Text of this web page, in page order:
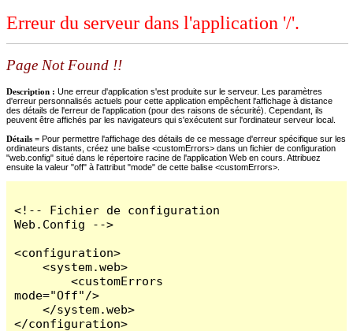
Erreur du serveur dans l'application '/'.
Page Not Found !!
Description : Une erreur d'application s'est produite sur le serveur. Les paramètres
d'erreur personnalisés actuels pour cette application empêchent l'affichage à distance
des détails de l'erreur de l'application (pour des raisons de sécurité). Cependant, ils
peuvent être affichés par les navigateurs qui s'exécutent sur l'ordinateur serveur local.
Détails = Pour permettre l'affichage des détails de ce message d'erreur spécifique sur les
ordinateurs distants, créez une balise <customErrors> dans un fichier de configuration
"web.config" situé dans le répertoire racine de l'application Web en cours. Attribuez
ensuite la valeur "off" à l'attribut "mode" de cette balise <customErrors>.
<!-- Fichier de configuration
Web.Config -->
<configuration>
    <system.web>
        <customErrors
mode="Off"/>
    </system.web>
</configuration>